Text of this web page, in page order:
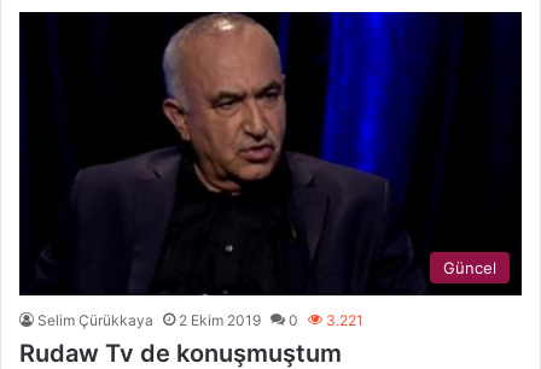
Güncel
Selim Çürükkaya 2 Ekim 2019 0 3.221
Rudaw Tv de konuşmuştum